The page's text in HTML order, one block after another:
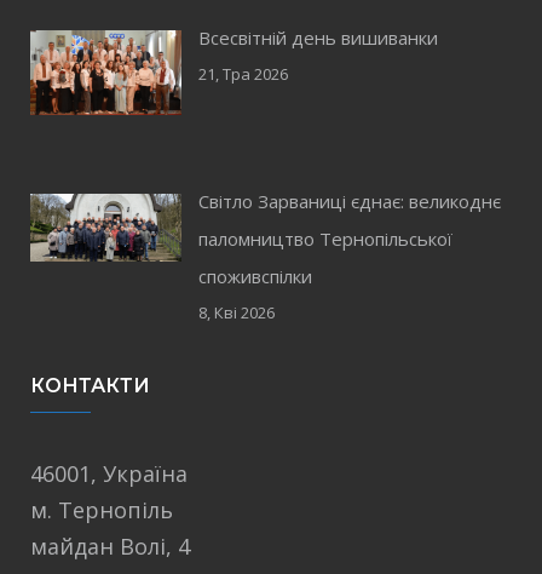
Всесвітній день вишиванки
21, Тра 2026
Світло Зарваниці єднає: великоднє
паломництво Тернопільської
споживспілки
8, Кві 2026
КОНТАКТИ
46001, Україна
м. Тернопіль
майдан Волі, 4